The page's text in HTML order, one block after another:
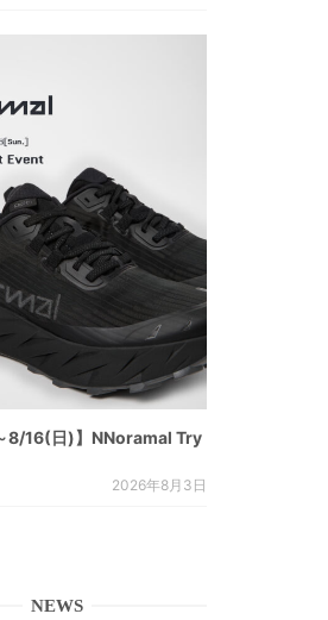
8/16(日)】NNoramal Try
2026年8月3日
NEWS